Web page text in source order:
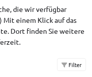
die wir verfügbar
Mit einem Klick auf das
Dort finden Sie weitere
Filter